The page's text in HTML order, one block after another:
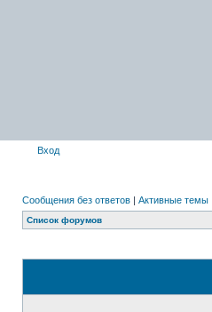
Вход
Сообщения без ответов | Активные темы
Список форумов